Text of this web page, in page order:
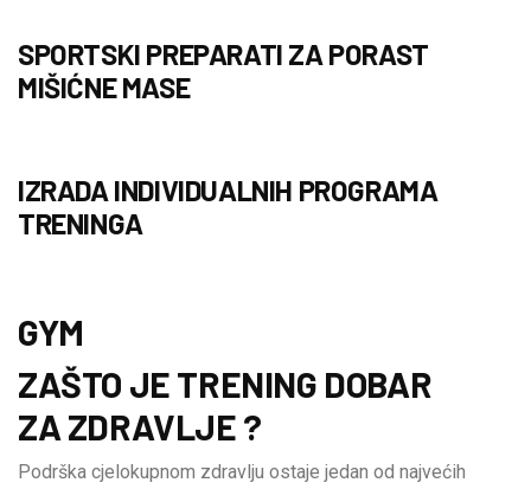
SPORTSKI PREPARATI ZA PORAST
MIŠIĆNE MASE
IZRADA INDIVIDUALNIH PROGRAMA
TRENINGA
GYM
ZAŠTO JE TRENING DOBAR
ZA ZDRAVLJE ?
Podrška cjelokupnom zdravlju ostaje jedan od najvećih